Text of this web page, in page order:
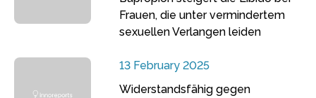
Frauen, die unter vermindertem
sexuellen Verlangen leiden
13 February 2025
Widerstandsfähig gegen